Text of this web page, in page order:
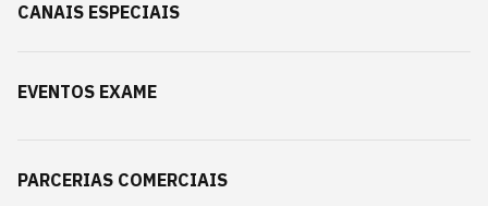
CANAIS ESPECIAIS
EVENTOS EXAME
PARCERIAS COMERCIAIS